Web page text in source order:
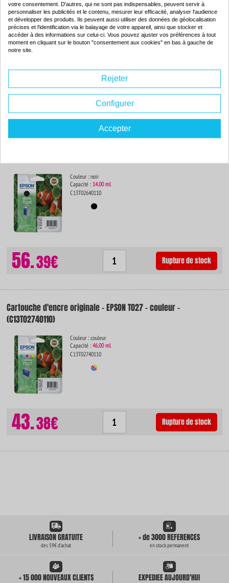
Couleur : couleur
Capacité :50.00 ml
ISO 9001 / ISO 14001
-90%
Par rapport à la
De dimensions identiques, ce consommable contient
au produit de la marque.
4.54€ Rupture de stock
Couleur : noir
Capacité : 14.00 ml
C13T02640110
56.39€ Rupture de stock
Cartouche d'encre originale - EPSON T027 - couleur -
(C13T02740110)
Couleur : couleur
Capacité :46.00 ml
C13T02740110
43.38€ Rupture de stock
LIVRAISON GRATUITE
des 59€ d'achat
+ de 3000 REFERENCES
en stock permanent
+ 15 000 NOUVEAUX CLIENTS EXPEDIEE AUJOURD'HUI
votre consentement. D'autres, qui ne sont pas indispensables, peuvent servir à
personnaliser les publicités et le contenu, mesurer leur efficacité, analyser l'audience
et développer des produits. Ils peuvent aussi utiliser des données de géolocalisation
précises et l'identification via le balayage de votre appareil, ainsi que stocker et
accéder à des informations sur celui-ci. Vous pouvez ajuster vos préférences à tout
moment en cliquant sur le bouton "consentement aux cookies" en bas à gauche de
notre site.
Rejeter
Configurer
Accepter